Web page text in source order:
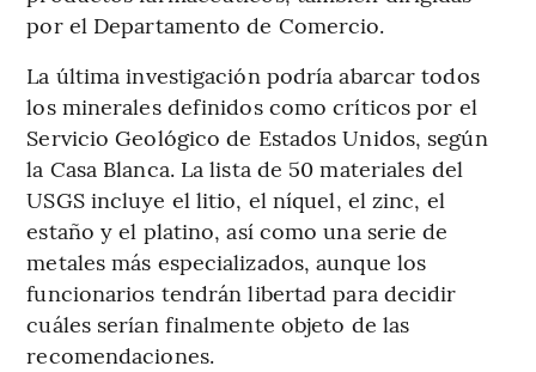
por el Departamento de Comercio.
La última investigación podría abarcar todos
los minerales definidos como críticos por el
Servicio Geológico de Estados Unidos, según
la Casa Blanca. La lista de 50 materiales del
USGS incluye el litio, el níquel, el zinc, el
estaño y el platino, así como una serie de
metales más especializados, aunque los
funcionarios tendrán libertad para decidir
cuáles serían finalmente objeto de las
recomendaciones.